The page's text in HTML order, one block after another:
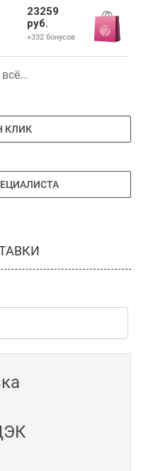
23259
руб.
+332 бонусов
КЛИК